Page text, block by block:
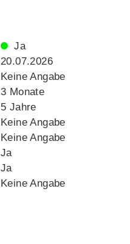
Ja
20.07.2026
Keine Angabe
3 Monate
5 Jahre
Keine Angabe
Keine Angabe
Ja
Ja
Keine Angabe